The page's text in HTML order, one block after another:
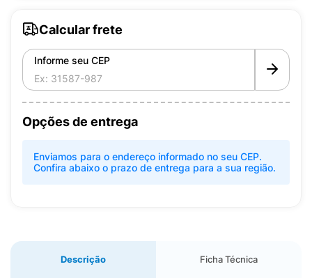
Calcular frete
Informe seu CEP
Opções de entrega
Enviamos para o endereço informado no seu CEP.
Confira abaixo o prazo de entrega para a sua região.
Descrição Ficha Técnica